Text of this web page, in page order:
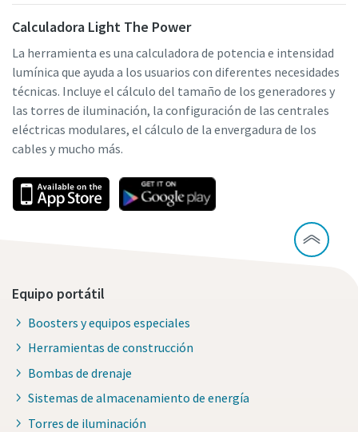
Calculadora Light The Power
La herramienta es una calculadora de potencia e intensidad
lumínica que ayuda a los usuarios con diferentes necesidades
técnicas. Incluye el cálculo del tamaño de los generadores y
las torres de iluminación, la configuración de las centrales
eléctricas modulares, el cálculo de la envergadura de los
cables y mucho más.
Equipo portátil
Boosters y equipos especiales
Herramientas de construcción
Bombas de drenaje
Sistemas de almacenamiento de energía
Torres de iluminación